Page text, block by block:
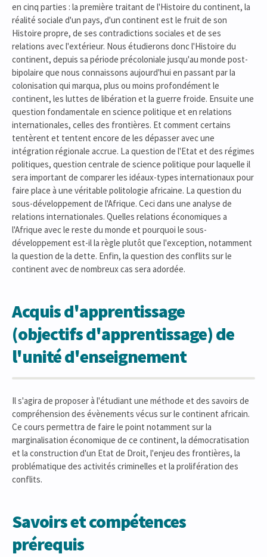
en cinq parties : la première traitant de l'Histoire du continent, la
réalité sociale d'un pays, d'un continent est le fruit de son
Histoire propre, de ses contradictions sociales et de ses
relations avec l'extérieur. Nous étudierons donc l'Histoire du
continent, depuis sa période précoloniale jusqu'au monde post-
bipolaire que nous connaissons aujourd'hui en passant par la
colonisation qui marqua, plus ou moins profondément le
continent, les luttes de libération et la guerre froide. Ensuite une
question fondamentale en science politique et en relations
internationales, celles des frontières. Et comment certains
tentèrent et tentent encore de les dépasser avec une
intégration régionale accrue. La question de l'Etat et des régimes
politiques, question centrale de science politique pour laquelle il
sera important de comparer les idéaux-types internationaux pour
faire place à une véritable politologie africaine. La question du
sous-développement de l'Afrique. Ceci dans une analyse de
relations internationales. Quelles relations économiques a
l'Afrique avec le reste du monde et pourquoi le sous-
développement est-il la règle plutôt que l'exception, notamment
la question de la dette. Enfin, la question des conflits sur le
continent avec de nombreux cas sera adordée.
Acquis d'apprentissage
(objectifs d'apprentissage) de
l'unité d'enseignement
Il s'agira de proposer à l'étudiant une méthode et des savoirs de
compréhension des évènements vécus sur le continent africain.
Ce cours permettra de faire le point notamment sur la
marginalisation économique de ce continent, la démocratisation
et la construction d'un Etat de Droit, l'enjeu des frontières, la
problématique des activités criminelles et la prolifération des
conflits.
Savoirs et compétences
prérequis